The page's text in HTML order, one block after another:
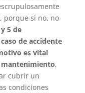
porque si no, no
5 de
de accidente
es vital
,
cubrir un
condiciones